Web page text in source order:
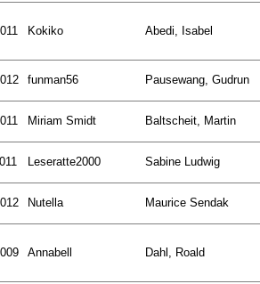
Kokiko Abedi, Isabel
funman56 Pausewang, Gudrun
Miriam Smidt Baltscheit, Martin
Leseratte2000 Sabine Ludwig
Nutella Maurice Sendak
Annabell Dahl, Roald